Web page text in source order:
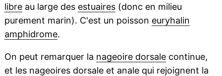
libreau large des estuaires(donc en milieu
purement marin). C'est un poisson euryhalin
amphidrome.
On peut remarquer la nageoire dorsalecontinue,
et les nageoires dorsale et anale qui rejoignent la